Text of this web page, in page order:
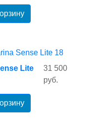
Lite
31 500
руб.